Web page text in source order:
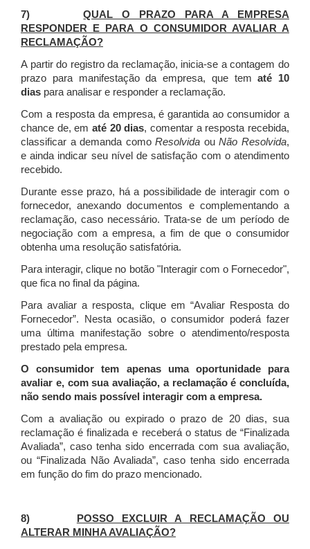
7)QUAL O PRAZO PARA A EMPRESA
RESPONDER E PARA O CONSUMIDOR AVALIAR A
RECLAMAÇÃO?
A partir do registro da reclamação, inicia-se a contagem do
prazo para manifestação da empresa, que tematé 10
dias para analisar e responder a reclamação.
Com a resposta da empresa, é garantida ao consumidor a
chance de, em até 20 dias, comentar a resposta recebida,
classificar a demanda comoResolvida ouNão Resolvida,
e ainda indicar seu nível de satisfação com o atendimento
recebido.
Durante esse prazo, há a possibilidade de interagir com o
fornecedor, anexando documentos e complementando a
reclamação, caso necessário.Trata-se de um período de
negociação com a empresa, a fim de que o consumidor
obtenha uma resolução satisfatória.
Para interagir, clique no botão "Interagir com o Fornecedor",
que fica no final da página.
Para avaliar a resposta, clique em “Avaliar Resposta do
Fornecedor”. Nesta ocasião, o consumidor poderá fazer
uma última manifestação sobre o atendimento/resposta
prestado pela empresa.
O consumidor tem apenas uma oportunidade para
avaliar e, com sua avaliação, a reclamação é concluída,
não sendo mais possível interagir com a empresa.
Com a avaliação ou expirado o prazo de 20 dias, sua
reclamação é finalizada e receberá o status de “Finalizada
Avaliada”, caso tenha sido encerrada com sua avaliação,
ou “Finalizada Não Avaliada”, caso tenha sido encerrada
em função do fim do prazo mencionado.
8)
POSSO EXCLUIR A RECLAMAÇÃO OU
ALTERAR MINHA AVALIAÇÃO?